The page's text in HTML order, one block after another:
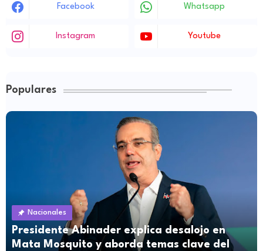
Facebook Whatsapp
Instagram Youtube
Populares
Nacionales
Presidente Abinader explica desalojo en
Mata Mosquito y aborda temas clave del